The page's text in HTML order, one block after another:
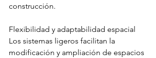
construcción.
Flexibilidad y adaptabilidad espacial
Los sistemas ligeros facilitan la
modificación y ampliación de espacios